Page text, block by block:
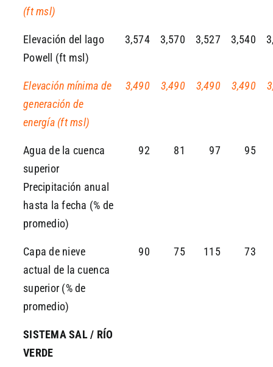
(ft msl)
Elevación del lago
Powell (ft msl)
3,574 3,570 3,527 3,540
Elevación mínima de
generación de
energía (ft msl)
3,490 3,490 3,490 3,490
Agua de la cuenca
superior
Precipitación anual
hasta la fecha (% de
promedio)
92 81 97 95
Capa de nieve
actual de la cuenca
superior (% de
promedio)
90 75 115 73
SISTEMA SAL / RÍO
VERDE